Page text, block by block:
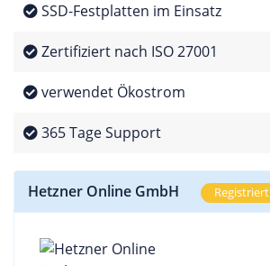
SSD-Festplatten im Einsatz
Zertifiziert nach ISO 27001
verwendet Ökostrom
365 Tage Support
Hetzner Online GmbH Registriert